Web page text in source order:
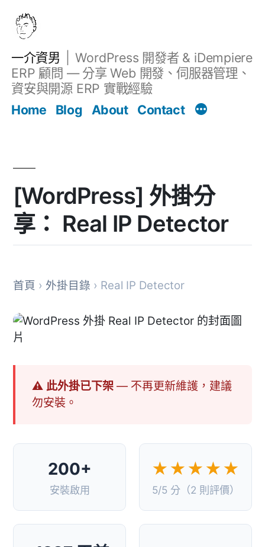
一介資男
WordPress 開發者 & iDempiere
ERP 顧問 — 分享 Web 開發、伺服器管理、
資安與開源 ERP 實戰經驗
Home
Blog About Contact
[WordPress] 外掛分
享： Real IP Detector
首頁 › 外掛目錄 › Real IP Detector
⚠ 此外掛已下架— 不再更新維護，建議
勿安裝。
200+
安裝啟用
★★★★★
5/5 分（2 則評價）
文章 Filter